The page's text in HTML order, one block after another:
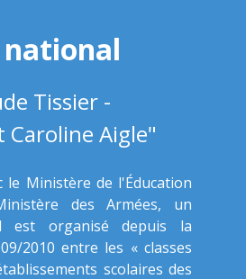
national
Tissier -
Aigle"
le Ministère de l'Éducation
des Armées, un
est organisé depuis la
2010 entre les « classes
scolaires des